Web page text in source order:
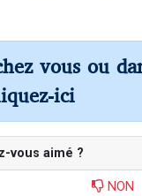
vous ou
ici
vous aimé ?
NON